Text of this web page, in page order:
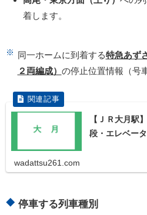
着します。
同一ホームに到着する特急あず
２両編成） の停止位置情報（号
【ＪＲ大月駅
段・エレベー
wadattsu261.com
停車する列車種別